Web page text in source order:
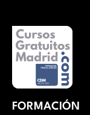
FORMACIÓN